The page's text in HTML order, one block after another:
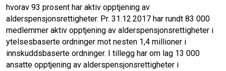
hvorav 93 prosent har aktiv opptjening av
alderspensjonsrettigheter. Pr. 31.12.2017 har rundt 83 000
medlemmer aktiv opptjening av alderspensjonsrettigheter i
ytelsesbaserte ordninger mot nesten 1,4 millioner i
innskuddsbaserte ordninger. I tillegg har om lag 13 000
ansatte opptjening av alderspensjonsrettigheter i